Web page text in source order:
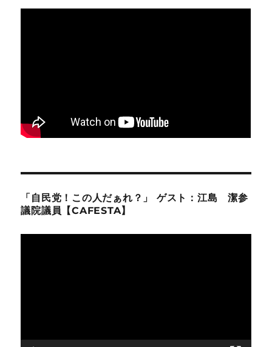
「自民党！この人だぁれ？」 ゲスト：江島 潔参
議院議員【CAFESTA】